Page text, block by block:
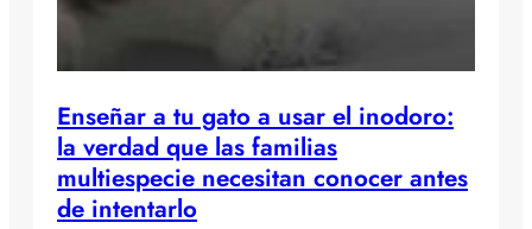
Enseñar a tu gato a usar el inodoro:
la verdad que las familias
multiespecie necesitan conocer antes
de intentarlo